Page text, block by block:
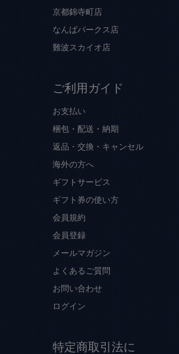
京都錦寺町店
なんばパークス店
難波スカイオ店
ご利用ガイド
お支払い
梱包・配送・納期
返品・交換・キャンセル
海外の方へ
ギフトサービス
ギフト券の使い方
会員規約
会員登録
メールマガジン
よくあるご質問
お問い合わせ
ログイン
特定商取引法に